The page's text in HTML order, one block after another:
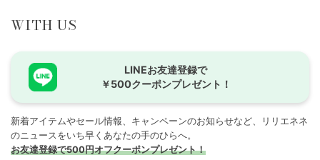
WITH US
LINEお友達登録で
￥500クーポンプレゼント！
新着アイテムやセール情報、キャンペーンのお知らせなど、リリエネネ
のニュースをいち早くあなたの手のひらへ。
お友達登録で500円オフクーポンプレゼント！